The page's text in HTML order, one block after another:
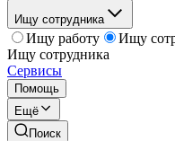
Ищу сотрудника
Ищу работу
Ищу
Ищу сотрудника
Сервисы
Помощь
Ещё
Поиск